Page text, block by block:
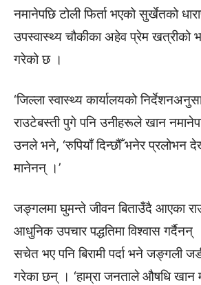
नमानेपछि टोली फिर्ता भएको सुर्खेतको
उपस्वास्थ्य चौकीका अहेव प्रेम
गरेको छ ।
‘जिल्ला स्वास्थ्य कार्यालयको
राउटेबस्ती पुगे पनि उनीहरूले खान
उनले भने, ‘रुपियाँ दिन्छौँ भनेर प्रलोभन
मानेनन् ।’
जङ्गलमा घुमन्ते जीवन बिताउँदै आएका
आधुनिक उपचार पद्धतिमा विश्वास
सचेत भए पनि बिरामी पर्दा भने जङ्गली
गरेका छन् । ‘हाम्रा जनताले औषधि खान